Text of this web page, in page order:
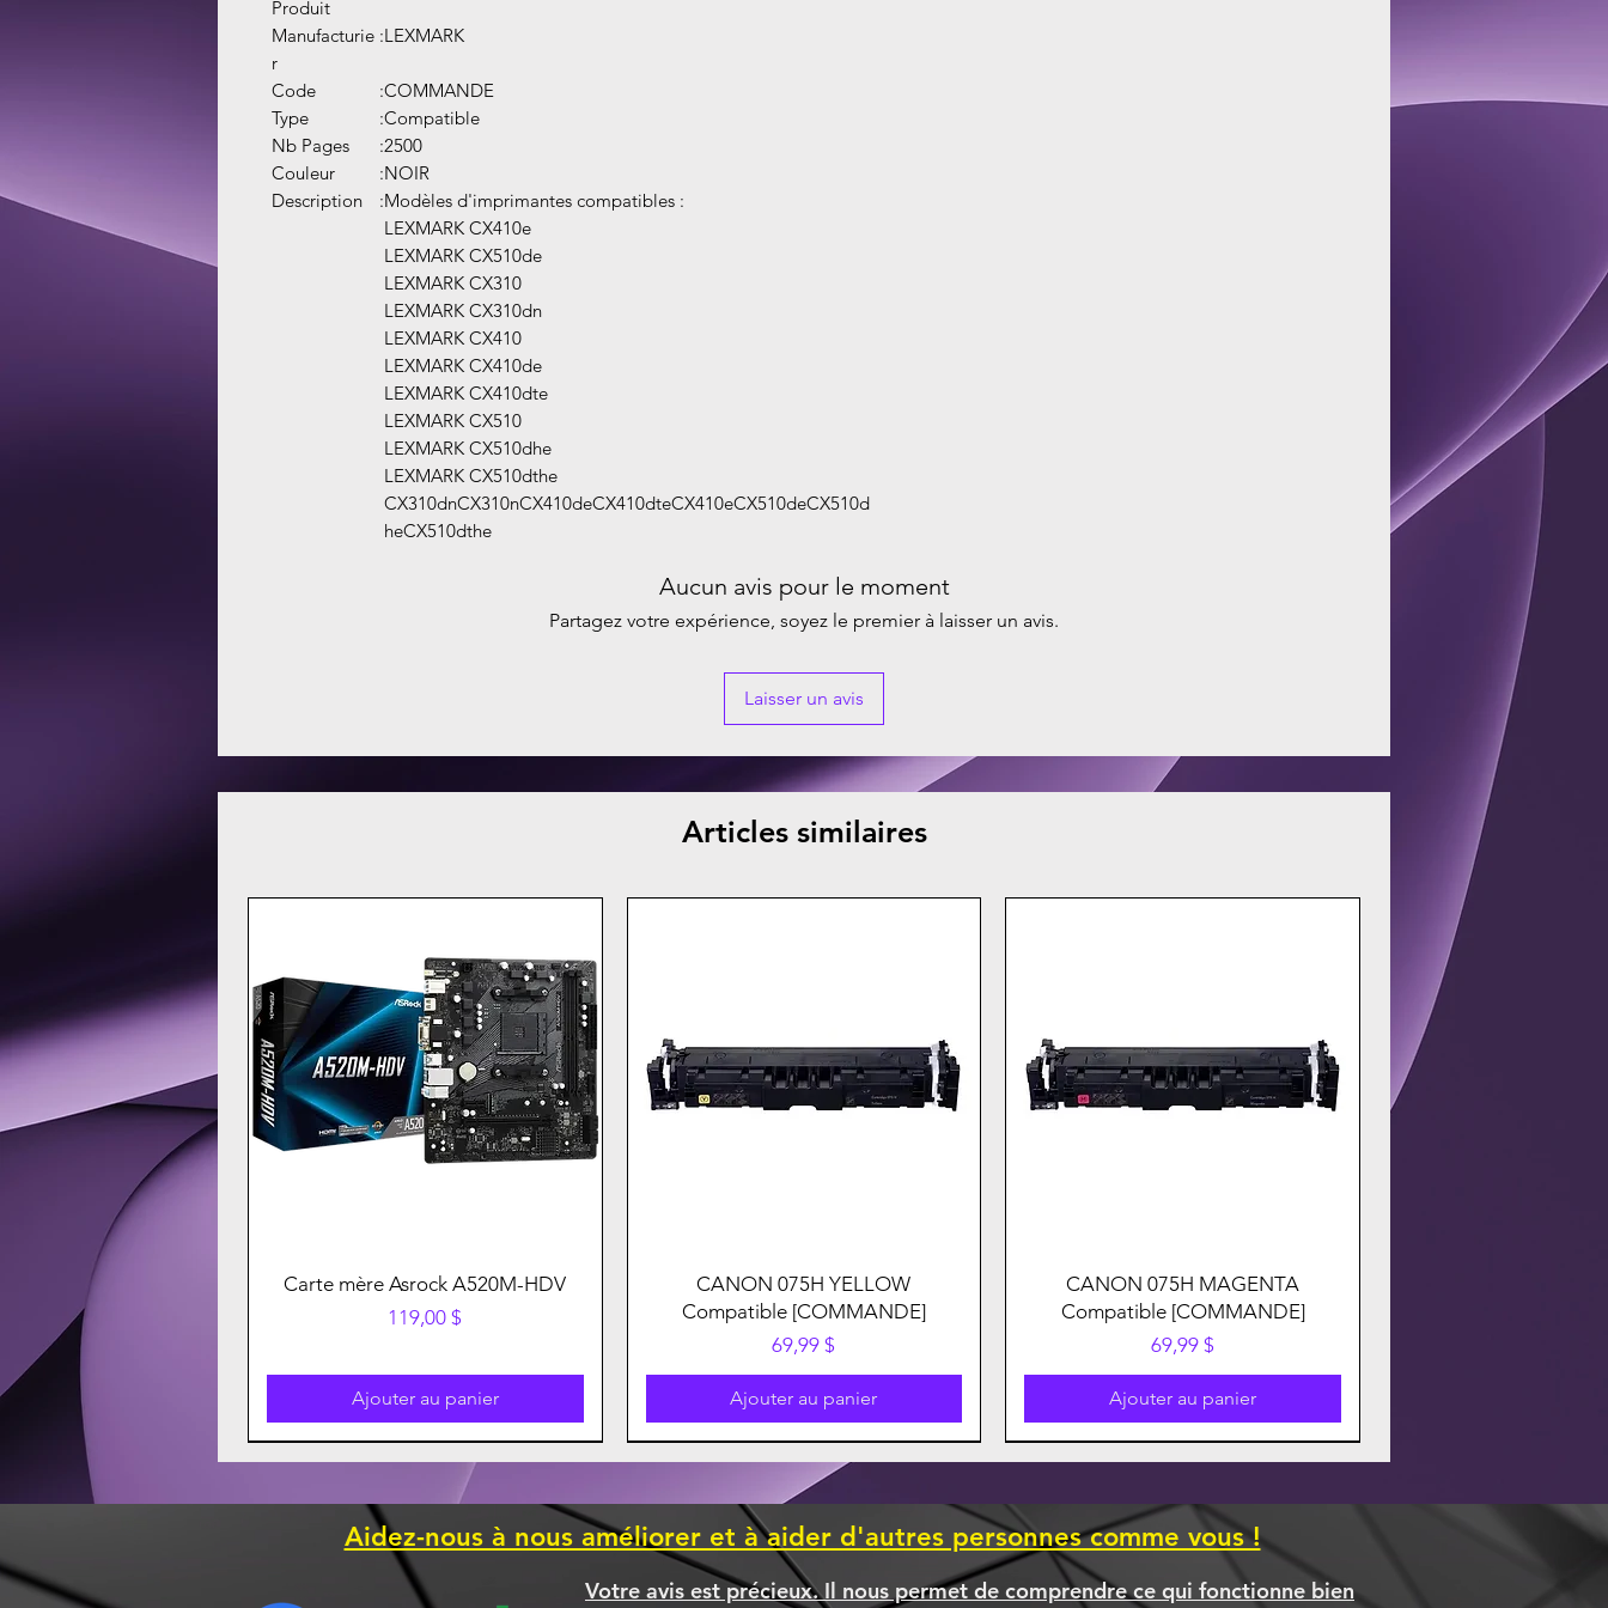
Produit
Manufacturie
r
:LEXMARK
Code :COMMANDE
Type
:Compatible
Nb Pages
:2500
Couleur
:NOIR
Description
:Modèles d'imprimantes compatibles :
LEXMARK CX410e
LEXMARK CX510de
LEXMARK CX310
LEXMARK CX310dn
LEXMARK CX410
LEXMARK CX410de
LEXMARK CX410dte
LEXMARK CX510
LEXMARK CX510dhe
LEXMARK CX510dthe
CX310dnCX310nCX410deCX410dteCX410eCX510deCX510d
heCX510dthe
Aucun avis pour le moment
Partagez votre expérience, soyez le premier à laisser un avis.
Laisser un avis
Articles similaires
Carte mère Asrock A520M-HDV
Prix
119,00 $
Ajouter au panier
CANON 075H YELLOW
Compatible [COMMANDE]
Prix
69,99 $
Ajouter au panier
CANON 075H MAGENTA
Compatible [COMMANDE]
Prix
69,99 $
Ajouter au panier
Aidez-nous à nous améliorer et à aider d'autres personnes comme vous !
Votre avis est précieux. Il nous permet de comprendre ce qui fonctionne bien